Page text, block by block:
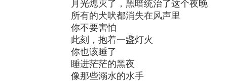
月光熄灭了，黑暗统治了这个夜晚
所有的犬吠都消失在风声里
你不要害怕
此刻，抱着一盏灯火
你也该睡了
睡进茫茫的黑夜
像那些溺水的水手